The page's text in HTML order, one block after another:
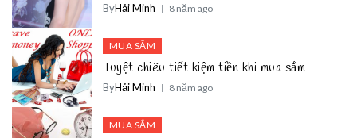
ByHải Minh 8 năm ago
MUA SẮM
Tuyệt chiêu tiết kiệm tiền khi mua sắm
ByHải Minh 8 năm ago
MUA SẮM